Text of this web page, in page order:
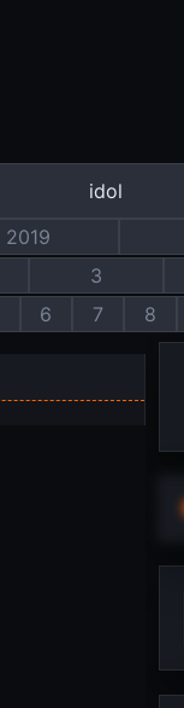
idol
2019
3
6 7 8